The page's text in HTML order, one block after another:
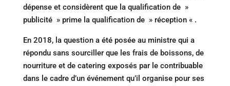
dépense et considèrent que la qualification de »
publicité » prime la qualification de » réception « .
En 2018, la question a été posée au ministre qui a
répondu sans sourciller que les frais de boissons, de
nourriture et de catering exposés par le contribuable
dans le cadre d’un événement qu’il organise pour ses